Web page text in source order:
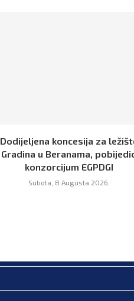
Dodijeljena koncesija za
Gradina u Beranama,
konzorcijum EGPDGI
Subota, 8 Augusta 2026,